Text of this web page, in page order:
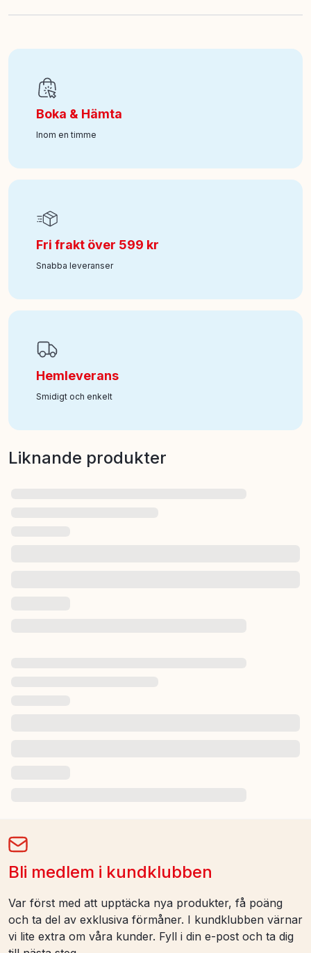
Art nr:100-126010277
Boka & Hämta
Inom en timme
Fri frakt över 599 kr
Snabba leveranser
Hemleverans
Smidigt och enkelt
Liknande produkter
Bli medlem i kundklubben
Var först med att upptäcka nya produkter, få poäng
och ta del av exklusiva förmåner. I kundklubben värnar
vi lite extra om våra kunder. Fyll i din e-post och ta dig